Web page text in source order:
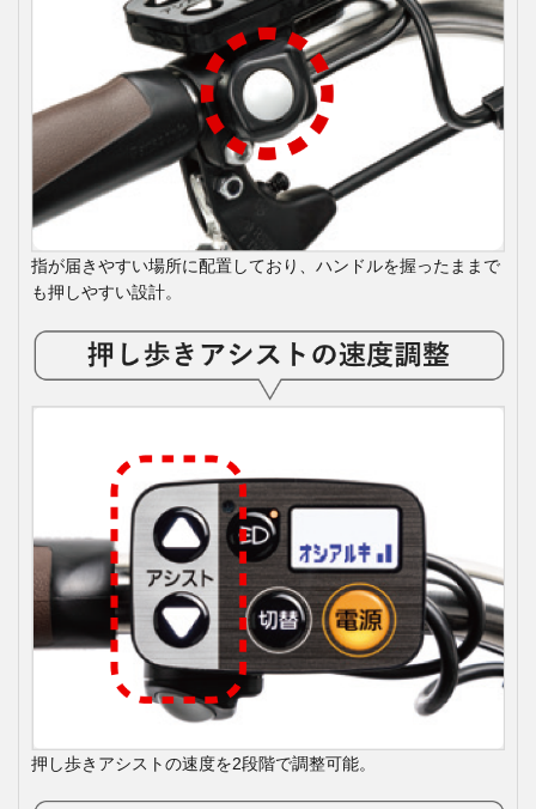
指が届きやすい場所に配置しており、ハンドルを握ったままで
も押しやすい設計。
押し歩きアシストの速度を2段階で調整可能。